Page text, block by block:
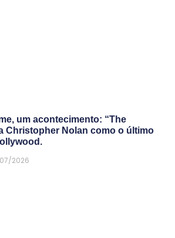
um acontecimento: “The
Christopher Nolan como o último
2026